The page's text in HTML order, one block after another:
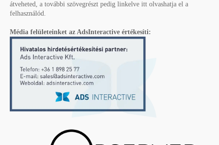
átveheted, a további szövegrészt pedig linkelve itt olvashatja el a
felhasználód.
Média felületeinket az AdsInteractive értékesíti: